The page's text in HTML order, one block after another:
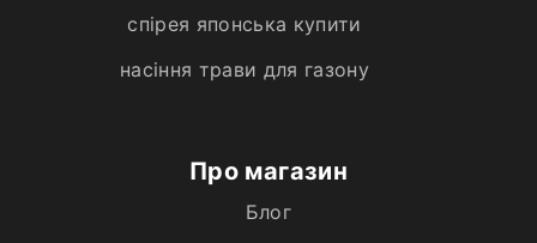
спірея японська купити
насіння трави для газону
Про магазин
Блог